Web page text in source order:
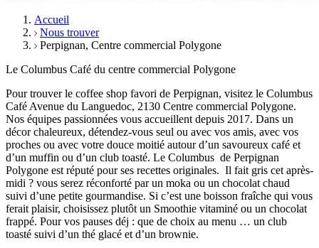
Accueil
Nous trouver
Perpignan, Centre commercial Polygone
Le Columbus Café du centre commercial Polygone
Pour trouver le coffee shop favori de Perpignan, visitez le Columbus
Café Avenue du Languedoc, 2130 Centre commercial Polygone.
Nos équipes passionnées vous accueillent depuis 2017. Dans un
décor chaleureux, détendez-vous seul ou avec vos amis, avec vos
proches ou avec votre douce moitié autour d’un savoureux café et
d’un muffin ou d’un club toasté. Le Columbus de Perpignan
Polygone est réputé pour ses recettes originales. Il fait gris cet après-
midi ? vous serez réconforté par un moka ou un chocolat chaud
suivi d’une petite gourmandise. Si c’est une boisson fraîche qui vous
ferait plaisir, choisissez plutôt un Smoothie vitaminé ou un chocolat
frappé. Pour vos pauses déj : que de choix au menu … un club
toasté suivi d’un thé glacé et d’un brownie.